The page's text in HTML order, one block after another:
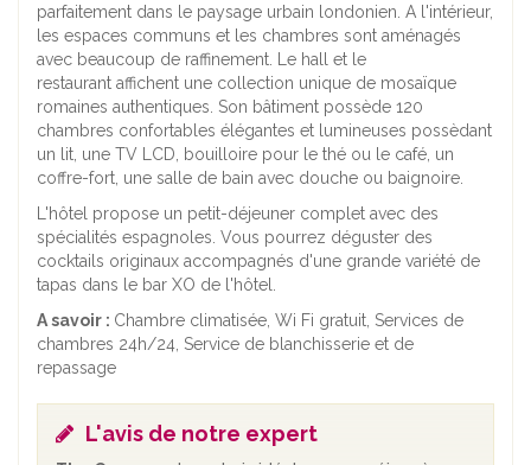
parfaitement dans le paysage urbain londonien. A l'intérieur,
les espaces communs et les chambres sont aménagés
avec beaucoup de raffinement. Le hall et le
restaurant affichent une collection unique de mosaïque
romaines authentiques. Son bâtiment possède 120
chambres confortables élégantes et lumineuses possèdant
un lit, une TV LCD, bouilloire pour le thé ou le café, un
coffre-fort, une salle de bain avec douche ou baignoire.
L'hôtel propose un petit-déjeuner complet avec des
spécialités espagnoles. Vous pourrez déguster des
cocktails originaux accompagnés d'une grande variété de
tapas dans le bar XO de l'hôtel.
A savoir : Chambre climatisée, Wi Fi gratuit, Services de
chambres 24h/24, Service de blanchisserie et de
repassage
L'avis de notre expert